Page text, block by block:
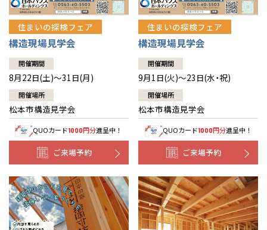
住まいの探検フェア
構造現場見学会
開催期間
8月22日(土)～31日(月)
開催場所
松本市構造見学会
QUOカード1000円分進呈中！
ご来場予約
住まいの探検フェア
構造現場見学会
開催期間
9月1日(火)～23日(水・祝)
開催場所
松本市構造見学会
QUOカード1000円分進呈中！
ご来場予約